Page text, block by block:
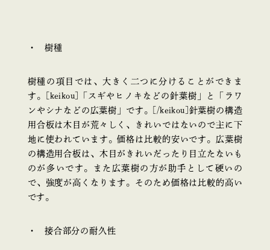
樹種
樹種の項目では、大きく二つに分けることができま
す。[keikou]「スギやヒノキなどの針葉樹」と「ラワ
ンやシナなどの広葉樹」です。[/keikou]針葉樹の構造
用合板は木目が荒々しく、きれいではないので主に下
地に使われています。価格は比較的安いです。広葉樹
の構造用合板は、木目がきれいだったり目立たないも
のが多いです。また広葉樹の方が助手として硬いの
で、強度が高くなります。そのため価格は比較的高い
です。
接合部分の耐久性